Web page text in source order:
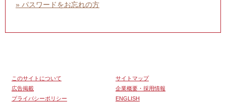
» パスワードをお忘れの方
このサイトについて
サイトマップ
広告掲載
企業概要・採用情報
プライバシーポリシー
ENGLISH